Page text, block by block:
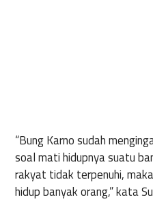
“BungKarno sudah
soal mati hidupnyasuatu
rakyat tidakterpenuhi,maka
hidup banyakorang,” kata